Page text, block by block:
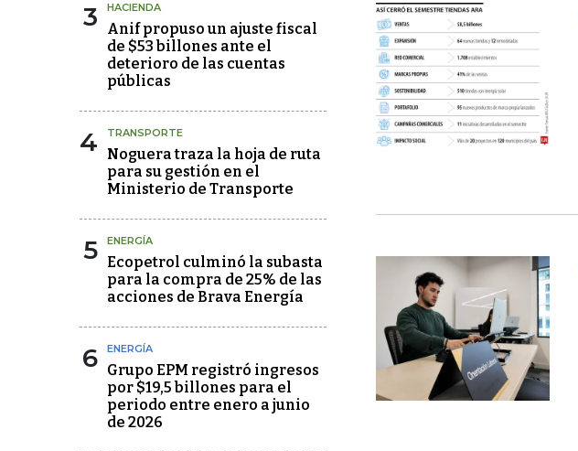
3 HACIENDA
Anif propuso un ajuste fiscal
de $53 billones ante el
deterioro de las cuentas
públicas
4 TRANSPORTE
Noguera traza la hoja de ruta
para su gestión en el
Ministerio de Transporte
5 ENERGÍA
Ecopetrol culminó la subasta
para la compra de 25% de las
acciones de Brava Energía
6 ENERGÍA
Grupo EPM registró ingresos
por $19,5 billones para el
periodo entre enero a junio
de 2026